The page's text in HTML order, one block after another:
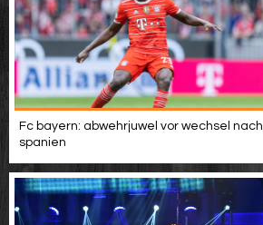
Fc bayern: abwehrjuwel vor wechsel nach
spanien